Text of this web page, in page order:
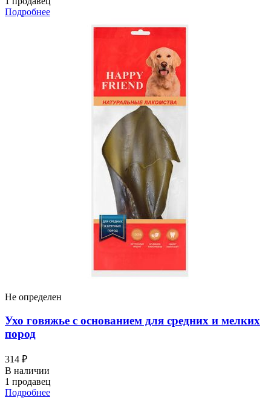
Подробнее
Не определен
Ухо говяжье с основанием для средних и мелких
пород
314 ₽
В наличии
1 продавец
Подробнее